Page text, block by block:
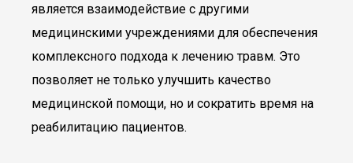
является взаимодействие с другими
медицинскими учреждениями для обеспечения
комплексного подхода к лечению травм. Это
позволяет не только улучшить качество
медицинской помощи, но и сократить время на
реабилитацию пациентов.